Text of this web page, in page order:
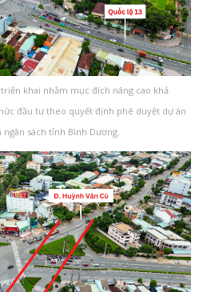
khai nhằm mục đích nâng cao khả
đầu tư theo quyết định phê duyệt dự án
sách tỉnh Bình Dương.